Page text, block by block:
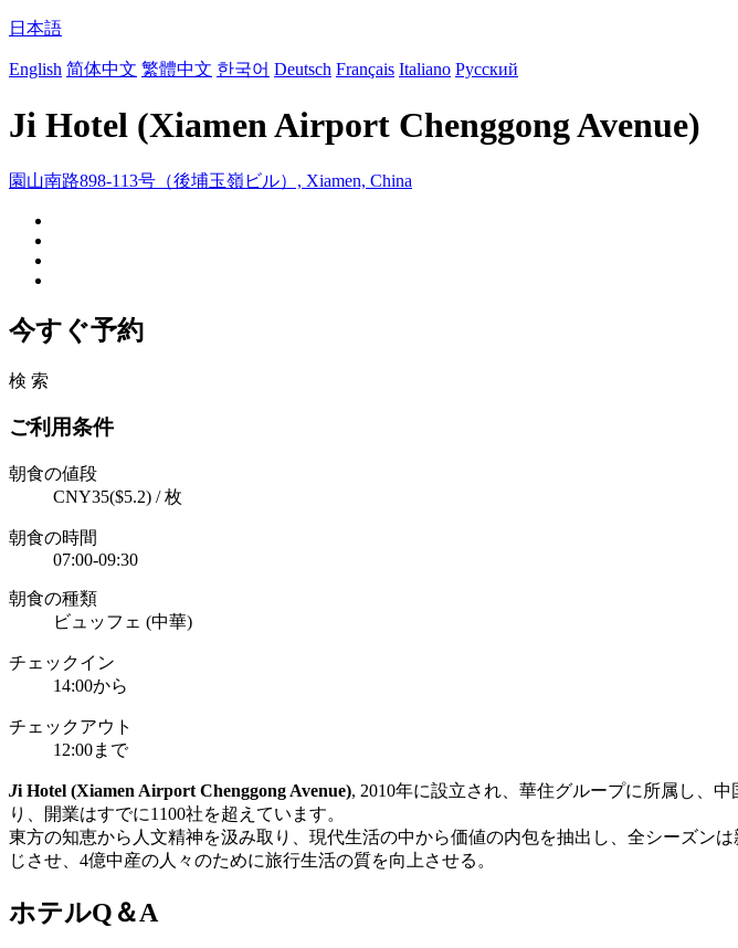
日本語
English 简体中文 繁體中文 한국어 Deutsch Français Italiano Русский
Ji Hotel (Xiamen Airport Chenggong Avenue)
園山南路898-113号（後埔玉嶺ビル）, Xiamen, China
今すぐ予約
検 索
ご利用条件
朝食の値段
CNY35($5.2) / 枚
朝食の時間
07:00-09:30
朝食の種類
ビュッフェ (中華)
チェックイン
14:00から
チェックアウト
12:00まで
Ji Hotel (Xiamen Airport Chenggong Avenue), 2010年に設立され、華住グループに所属し、
り、開業はすでに1100社を超えています。
東方の知恵から人文精神を汲み取り、現代生活の中から価値の内包を抽出し、全シーズン
じさせ、4億中産の人々のために旅行生活の質を向上させる。
ホテルQ＆A